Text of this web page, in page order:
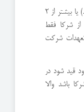
1 شرکت با حداقل 2 (که به سن قانونی رسیده باشند) یا بیشتر از 2
شرکا فقط
شرکت
قید شود در
باشد والا